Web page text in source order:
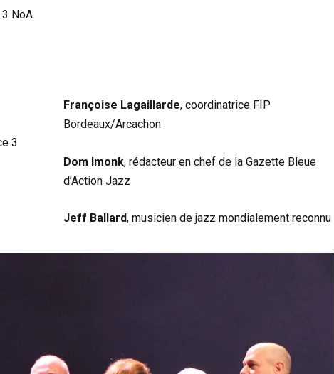
NoA.
3
Françoise Lagaillarde, coordinatrice FIP
Bordeaux/Arcachon
Dom Imonk, rédacteur en chef de la Gazette Bleue
d’Action Jazz
Jeff Ballard, musicien de jazz mondialement reconnu